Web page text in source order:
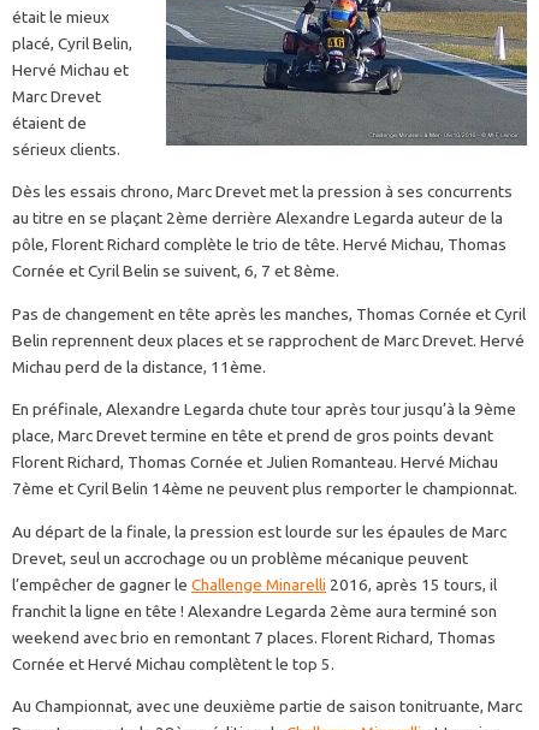
était le mieux
placé, Cyril Belin,
Hervé Michau et
Marc Drevet
étaient de
sérieux clients.
Dès les essais chrono, Marc Drevet met la pression à ses concurrents
au titre en se plaçant 2ème derrière Alexandre Legarda auteur de la
pôle, Florent Richard complète le trio de tête. Hervé Michau, Thomas
Cornée et Cyril Belin se suivent, 6, 7 et 8ème.
Pas de changement en tête après les manches, Thomas Cornée et Cyril
Belin reprennent deux places et se rapprochent de Marc Drevet. Hervé
Michau perd de la distance, 11ème.
En préfinale, Alexandre Legarda chute tour après tour jusqu’à la 9ème
place, Marc Drevet termine en tête et prend de gros points devant
Florent Richard, Thomas Cornée et Julien Romanteau. Hervé Michau
7ème et Cyril Belin 14ème ne peuvent plus remporter le championnat.
Au départ de la finale, la pression est lourde sur les épaules de Marc
Drevet, seul un accrochage ou un problème mécanique peuvent
l’empêcher de gagner le Challenge Minarelli 2016, après 15 tours, il
franchit la ligne en tête ! Alexandre Legarda 2ème aura terminé son
weekend avec brio en remontant 7 places. Florent Richard, Thomas
Cornée et Hervé Michau complètent le top 5.
Au Championnat, avec une deuxième partie de saison tonitruante, Marc